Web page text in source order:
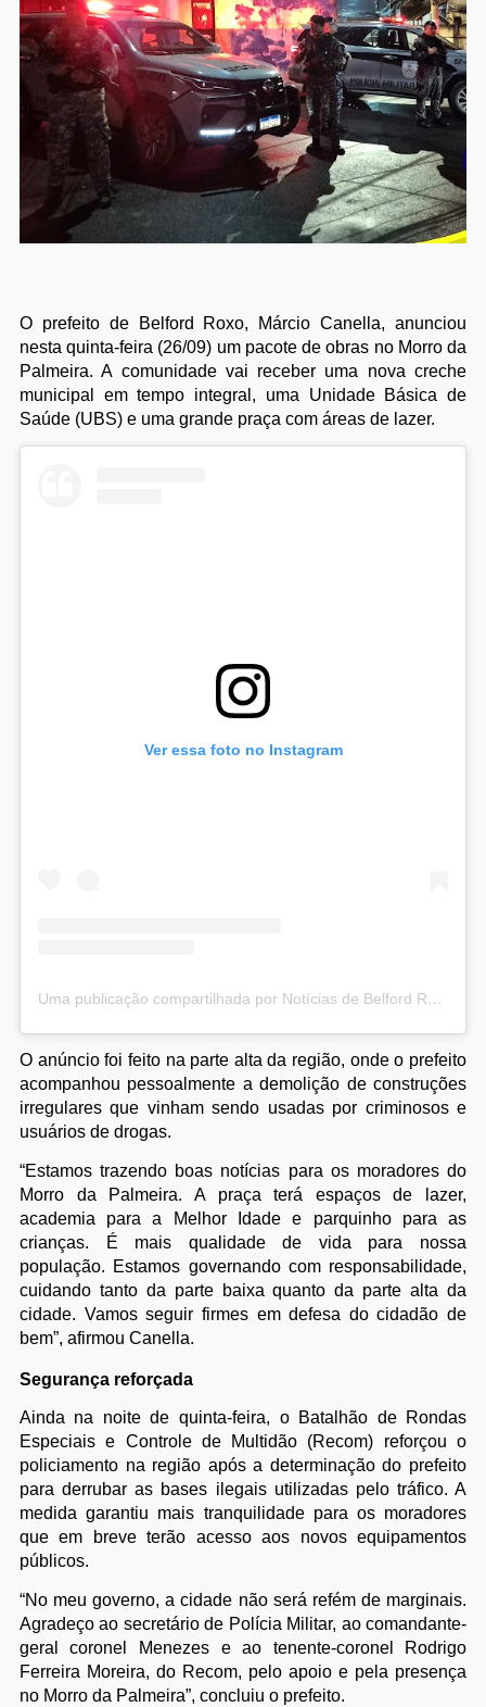
O prefeito de Belford Roxo, Márcio Canella, anunciou
nesta quinta-feira (26/09) um pacote de obras no Morro da
Palmeira. A comunidade vai receber uma nova creche
municipal em tempo integral, uma Unidade Básica de
Saúde (UBS) e uma grande praça com áreas de lazer.
Ver essa foto no Instagram
Uma publicação compartilhada por Notícias de Belford Roxo (@noticiasbelfordroxo)
O anúncio foi feito na parte alta da região, onde o prefeito
acompanhou pessoalmente a demolição de construções
irregulares que vinham sendo usadas por criminosos e
usuários de drogas.
“Estamos trazendo boas notícias para os moradores do
Morro da Palmeira. A praça terá espaços de lazer,
academia para a Melhor Idade e parquinho para as
crianças. É mais qualidade de vida para nossa
população. Estamos governando com responsabilidade,
cuidando tanto da parte baixa quanto da parte alta da
cidade. Vamos seguir firmes em defesa do cidadão de
bem”, afirmou Canella.
Segurança reforçada
Ainda na noite de quinta-feira, o Batalhão de Rondas
Especiais e Controle de Multidão (Recom) reforçou o
policiamento na região após a determinação do prefeito
para derrubar as bases ilegais utilizadas pelo tráfico. A
medida garantiu mais tranquilidade para os moradores
que em breve terão acesso aos novos equipamentos
públicos.
“No meu governo, a cidade não será refém de marginais.
Agradeço ao secretário de Polícia Militar, ao comandante-
geral coronel Menezes e ao tenente-coronel Rodrigo
Ferreira Moreira, do Recom, pelo apoio e pela presença
no Morro da Palmeira”, concluiu o prefeito.